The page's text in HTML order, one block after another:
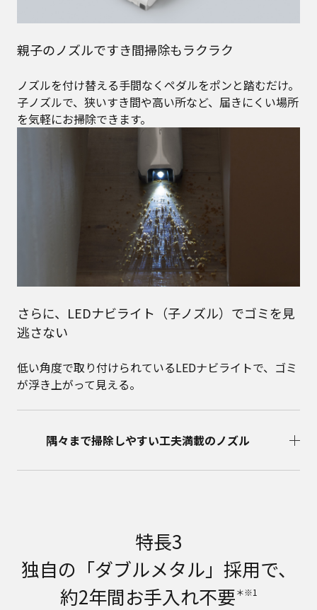
親子のノズルですき間掃除もラクラク
ノズルを付け替える手間なくペダルをポンと踏むだけ。
子ノズルで、狭いすき間や高い所など、届きにくい場所
を気軽にお掃除できます。
さらに、LEDナビライト（子ノズル）でゴミを見
逃さない
低い角度で取り付けられているLEDナビライトで、ゴミ
が浮き上がって見える。
隅々まで掃除しやすい工夫満載のノズル
特長3
独自の「ダブルメタル」採用で、
約2年間お手入れ不要＊※1